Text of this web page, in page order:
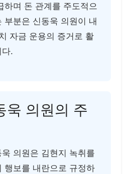
하며 돈 관계를 주도적으
부분은 신동욱 의원이 내
자금 운용의 증거로 활
.
욱 의원의 주
의원은 김현지 녹취를
행보를 내란으로 규정하